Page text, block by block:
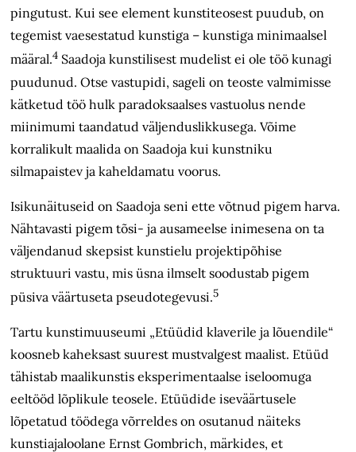
pingutust. Kui see element kunstiteosest puudub, on
tegemist vaesestatud kunstiga – kunstiga minimaalsel
määral.4 Saadoja kunstilisest mudelist ei ole töö kunagi
puudunud. Otse vastupidi, sageli on teoste valmimisse
kätketud töö hulk paradoksaalses vastuolus nende
miinimumi taandatud väljenduslikkusega. Võime
korralikult maalida on Saadoja kui kunstniku
silmapaistev ja kaheldamatu voorus.
Isikunäituseid on Saadoja seni ette võtnud pigem harva.
Nähtavasti pigem tõsi- ja ausameelse inimesena on ta
väljendanud skepsist kunstielu projektipõhise
struktuuri vastu, mis üsna ilmselt soodustab pigem
püsiva väärtuseta pseudotegevusi.5
Tartu kunstimuuseumi „Etüüdid klaverile ja lõuendile“
koosneb kaheksast suurest mustvalgest maalist. Etüüd
tähistab maalikunstis eksperimentaalse iseloomuga
eeltööd lõplikule teosele. Etüüdide iseväärtusele
lõpetatud töödega võrreldes on osutanud näiteks
kunstiajaloolane Ernst Gombrich, märkides, et